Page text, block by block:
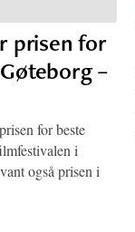
prisen for
–
for beste
i
også prisen i